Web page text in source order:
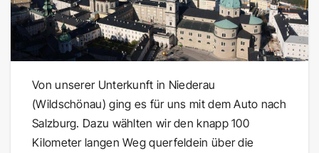
Von unserer Unterkunft in Niederau
(Wildschönau) ging es für uns mit dem Auto nach
Salzburg. Dazu wählten wir den knapp 100
Kilometer langen Weg querfeldein über die